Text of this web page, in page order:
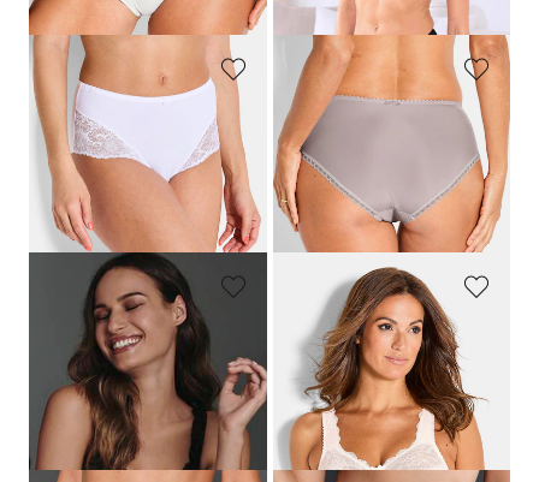
dagen**: 31,47 € (-14%)
dagen**: 17,95 €
(-20%)
SUSA
Tailleslip met kant
19,56 €27,95 €
Laagste prijs van de afgelopen 30
dagen**: 22,36 €
CONTURELLE
Tailleslip met kanten inzet
26,97 €
Laagste prijs van de afgelopen 30
dagen**: 31,47 € (-14%)
ROSA FAIA
BH zonder beugels met kant
47,97 €79,95 €
Laagste prijs van de afgelopen 30
dagen**: 55,97 €
ROSA FAIA
BH zonder beugels met kant
47,97 €79,95 €
Laagste prijs van de afgelopen 30
dagen**: 55,97 € (-14%)